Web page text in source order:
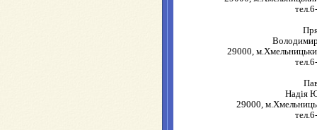
29000,
Надія
29000,